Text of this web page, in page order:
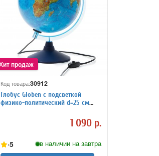
Код товара:30912
Глобус Globen с подсветкой
физико-политический d=25 см
1 090 р.
5 в наличии на завтра